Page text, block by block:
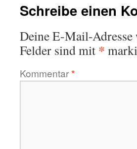
Schreibe einen
Deine E-Mail-
Felder sind mit *
Kommentar*